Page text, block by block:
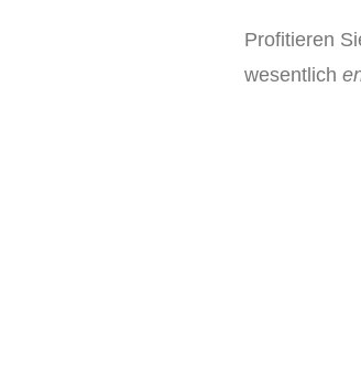
Profitieren
wesentlich